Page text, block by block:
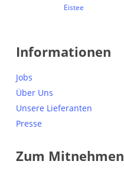
Eistee
Informationen
Jobs
Über Uns
Unsere Lieferanten
Presse
Zum Mitnehmen